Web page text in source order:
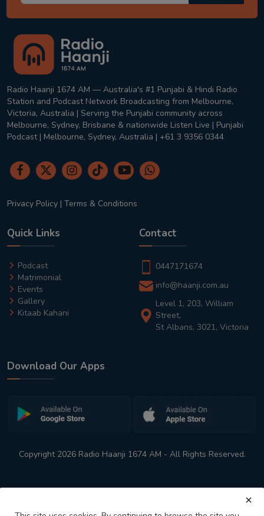
Radio Haanji 1674 AM — Australia's #1 Punjabi & Hindi Radio
Station and Podcast Network Broadcasting from Melbourne,
Victoria, Australia | Serving the Punjabi community across
Melbourne, Sydney, Brisbane & nationwide Listen Live | Punjabi
Podcast | Melbourne, Sydney, Australia | +61 3 9356 0344
Privacy Policy | Terms & Conditions
Quick Links
Podcast
Matrimonial
Events
Gallery
Kitaab Kahani
Contact
0447171674
info@haanji.com.au
Level 1, 203, William
Street,
St Albans, 3021, Victoria
Download Our Apps
Copyright 2026 Radio Haanji 1674 AM - All Rights Reserved.